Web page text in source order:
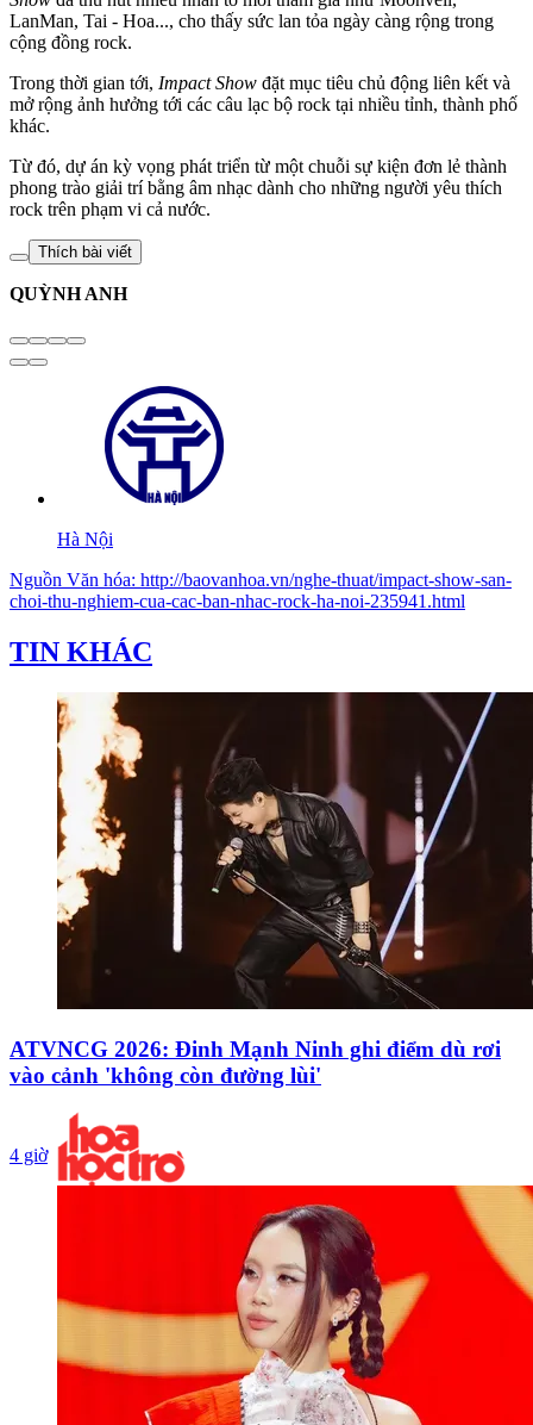
LanMan, Tai - Hoa..., cho thấy sức lan tỏa ngày càng rộng trong
cộng đồng rock.
Trong thời gian tới, Impact Show đặt mục tiêu chủ động liên kết và
mở rộng ảnh hưởng tới các câu lạc bộ rock tại nhiều tỉnh, thành phố
khác.
Từ đó, dự án kỳ vọng phát triển từ một chuỗi sự kiện đơn lẻ thành
phong trào giải trí bằng âm nhạc dành cho những người yêu thích
rock trên phạm vi cả nước.
Thích bài viết
QUỲNH ANH
Hà Nội
Nguồn Văn hóa: http://baovanhoa.vn/nghe-thuat/impact-show-san-
choi-thu-nghiem-cua-cac-ban-nhac-rock-ha-noi-235941.html
TIN KHÁC
ATVNCG 2026: Đinh Mạnh Ninh ghi điểm dù rơi
vào cảnh 'không còn đường lùi'
4 giờ